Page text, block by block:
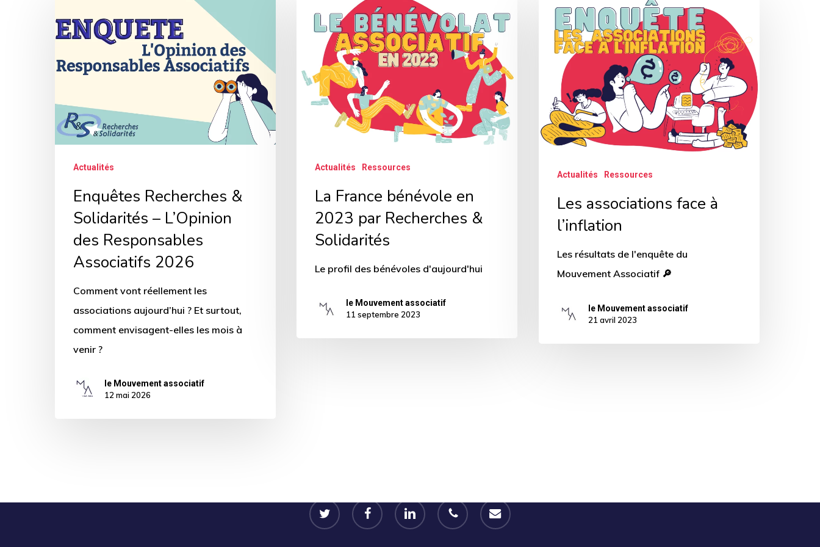
Recherches
&
–
des
Responsables
2026Actualités
Enquêtes Recherches &
Solidarités – L’Opinion
des Responsables
Associatifs 2026
Comment vont réellement les
associations aujourd’hui ? Et surtout,
comment envisagent-elles les mois à
venir ?
le Mouvement associatif
12 mai 2026
France
bénévole
2023
Recherches
Actualités Ressources
La France bénévole en
2023 par Recherches &
Solidarités
Le profil des bénévoles d'aujourd'hui
le Mouvement associatif
11 septembre 2023
associations
l’inflation
Actualités Ressources
Les associations face à
l’inflation
Les résultats de l'enquête du
Mouvement Associatif 🔎
le Mouvement associatif
21 avril 2023
twitter facebook linkedin phone email